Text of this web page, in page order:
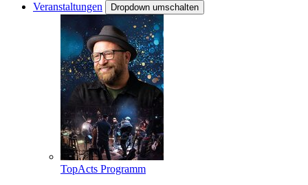
Veranstaltungen
Dropdown umschalten
TopActs Programm